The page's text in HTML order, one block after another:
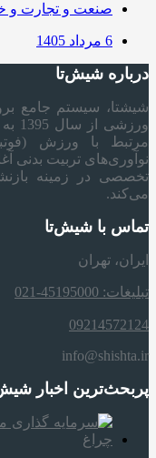
صنعت و تجارت و
6 مرداد 1405
درباره شیش‌تا
شیشتا، سیستم جامع
مرتبط با ورزش
نوآوری‌های تربیت بدنی
تخصصی در زمینه
می‌کند.
تماس با شیش‌تا
ایران، تهران
تبلیغات: 45195000-021
09214572124
info@shishta.ir
پربحث‌ترین اخبار